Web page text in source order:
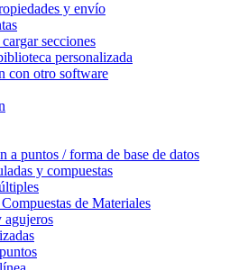
y envío
secciones
personalizada
con otro software
a puntos / forma de base de datos
y compuestas
de Materiales
agujeros